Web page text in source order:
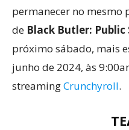
permanecer no mesmo
de Black Butler: Public
próximo sábado, mais
junho de 2024, às
streamingCrunchyroll.